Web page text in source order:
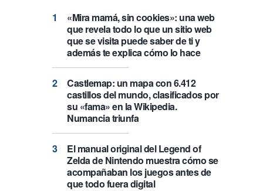
«Mira mamá, sin cookies»: una web
que revela todo lo que un sitio web
que se visita puede saber de ti y
además te explica cómo lo hace
Castlemap: un mapa con 6.412
castillos del mundo, clasificados por
su «fama» en la Wikipedia.
Numancia triunfa
El manual original del Legend of
Zelda de Nintendo muestra cómo se
acompañaban los juegos antes de
que todo fuera digital